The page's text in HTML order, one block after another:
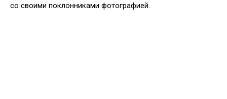
со своими поклонниками фотографией.